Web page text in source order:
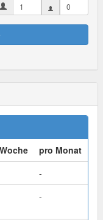
pro Monat
-
-